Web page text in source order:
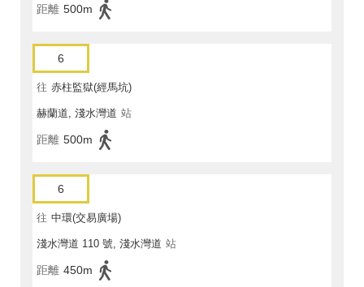
距離 500m
6
往 赤柱監獄(經馬坑)
赫蘭道, 淺水灣道 站
距離 500m
6
往 中環(交易廣場)
淺水灣道 110 號, 淺水灣道 站
距離 450m